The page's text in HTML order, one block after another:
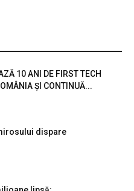
10 ANI DE FIRST TECH
ȘI CONTINUĂ...
dispare